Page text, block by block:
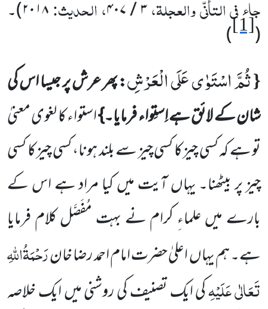
جاء فی التأنّی والعجلۃ،۳/۴۰۷، الحدیث:۲۰۱۸)۔
(
[1]
)
{ثُمَّ اسْتَوٰى عَلَى الْعَرْشِ: پھر عرش پر جیسا اس کی
شان کے لائق ہے اِستِواء فرمایا۔}استواء کا لغوی معنیٰ
تو ہے کہ کسی چیز کا کسی چیز سے بلند ہونا، کسی چیز کا کسی
چیز پر بیٹھنا۔ یہاں آیت میں کیا مراد ہے اس کے
بارے میں علماءِ کرام نے بہت مُفَصَّل کلام فرمایا
ہے۔ ہم یہاں اعلیٰ حضرت امام احمد رضا خانرَحْمَۃُاللہِ
تَعَالٰی عَلَیْہِکی ایک تصنیف کی روشنی میں ایک خلاصہ